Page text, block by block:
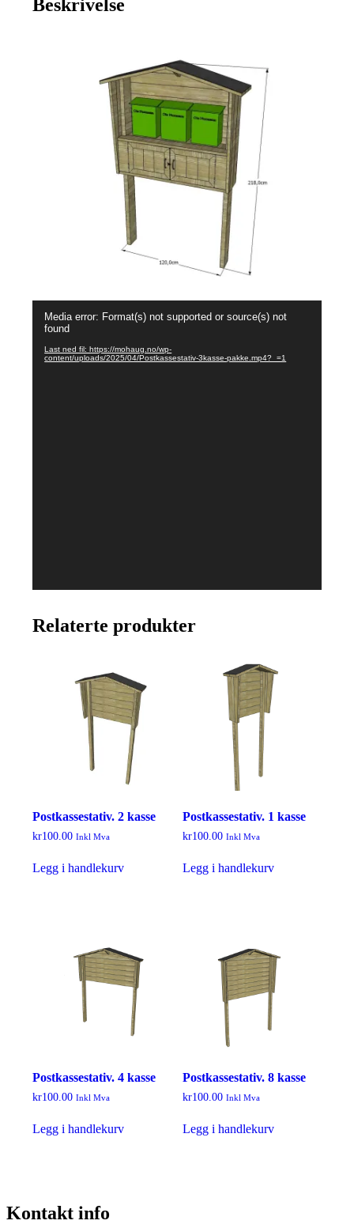
Beskrivelse
Media error: Format(s) not supported or source(s) not
found
Last ned fil: https://mohaug.no/wp-
content/uploads/2025/04/Postkassestativ-3kasse-pakke.mp4?_=1
Relaterte produkter
Postkassestativ. 2 kasse
kr100.00 Inkl Mva
Legg i handlekurv
Postkassestativ. 1 kasse
kr100.00 Inkl Mva
Legg i handlekurv
Postkassestativ. 4 kasse
kr100.00 Inkl Mva
Legg i handlekurv
Postkassestativ. 8 kasse
kr100.00 Inkl Mva
Legg i handlekurv
Kontakt info